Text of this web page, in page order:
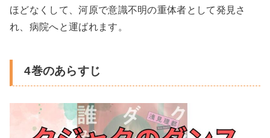
ほどなくして、河原で意識不明の重体者として発見さ
れ、病院へと運ばれます。
4巻のあらすじ